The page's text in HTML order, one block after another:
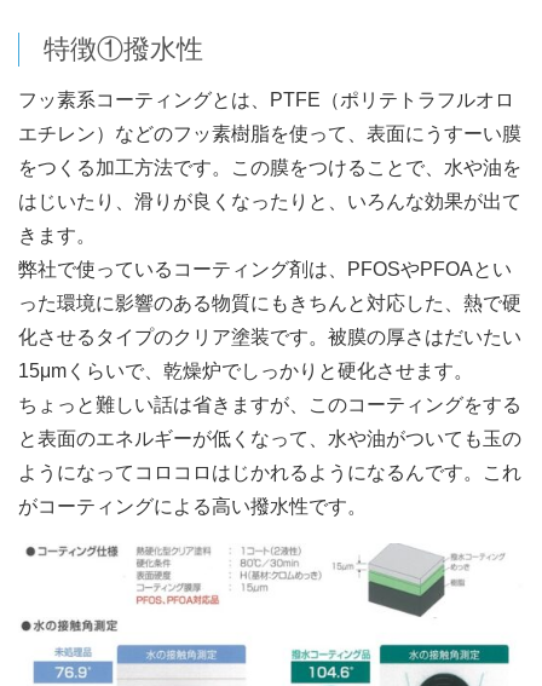
特徴①撥水性
フッ素系コーティングとは、PTFE（ポリテトラフルオロ
エチレン）などのフッ素樹脂を使って、表面にうすーい膜
をつくる加工方法です。この膜をつけることで、水や油を
はじいたり、滑りが良くなったりと、いろんな効果が出て
きます。
弊社で使っているコーティング剤は、PFOSやPFOAとい
った環境に影響のある物質にもきちんと対応した、熱で硬
化させるタイプのクリア塗装です。被膜の厚さはだいたい
15μmくらいで、乾燥炉でしっかりと硬化させます。
ちょっと難しい話は省きますが、このコーティングをする
と表面のエネルギーが低くなって、水や油がついても玉の
ようになってコロコロはじかれるようになるんです。これ
がコーティングによる高い撥水性です。